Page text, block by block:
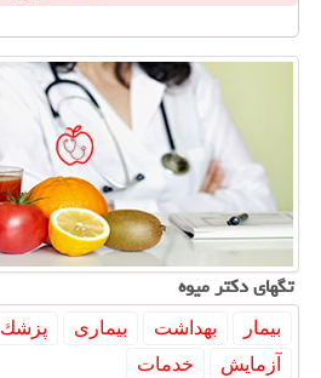
تگهای دكتر میوه
بیمار بهداشت بیماری پزشك
آزمایش
خدمات